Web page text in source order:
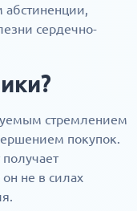
сердечно-
стремлением
покупок.
не в силах